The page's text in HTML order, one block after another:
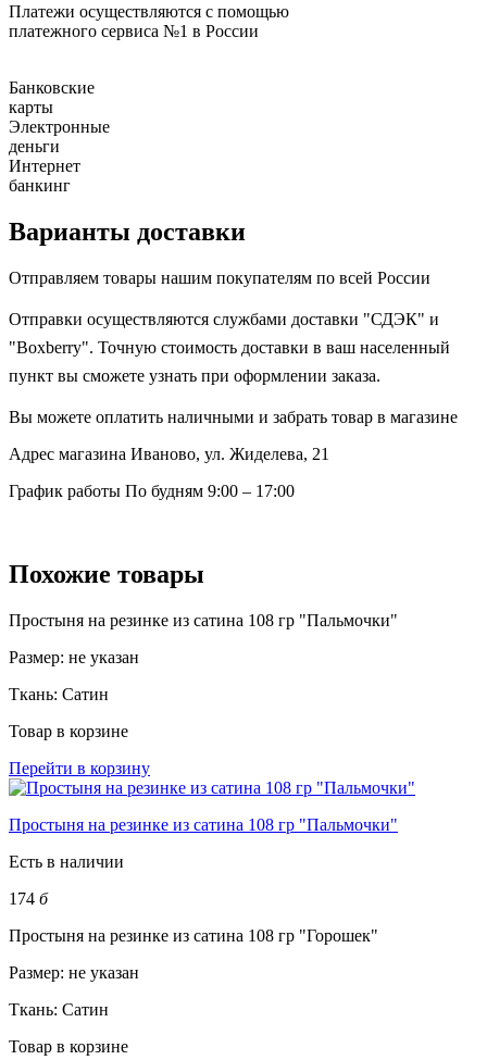
Платежи осуществляются с помощью
платежного сервиса №1 в России
Банковские
карты
Электронные
деньги
Интернет
банкинг
Варианты доставки
Отправляем товары нашим покупателям по всей России
Отправки осуществляются службами доставки "СДЭК" и
"Boxberry". Точную стоимость доставки в ваш населенный
пункт вы сможете узнать при оформлении заказа.
Вы можете оплатить наличными и забрать товар в магазине
Адрес магазина Иваново, ул. Жиделева, 21
График работы По будням 9:00 – 17:00
Похожие товары
Простыня на резинке из сатина 108 гр "Пальмочки"
Размер: не указан
Ткань: Сатин
Товар в корзине
Перейти в корзину
Простыня на резинке из сатина 108 гр "Пальмочки"
Есть в наличии
174 б
Простыня на резинке из сатина 108 гр "Горошек"
Размер: не указан
Ткань: Сатин
Товар в корзине